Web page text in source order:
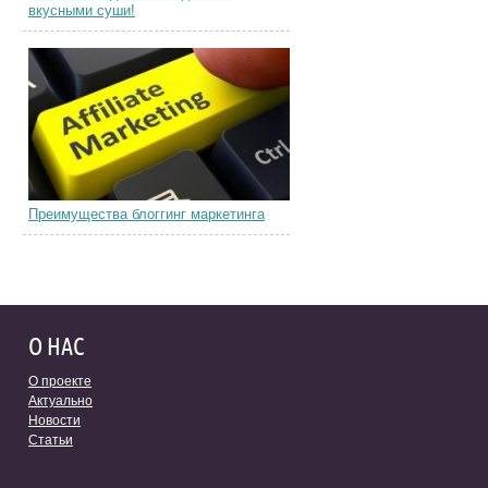
вкусными суши!
Преимущества блоггинг маркетинга
О НАС
О проекте
Актуально
Новости
Статьи